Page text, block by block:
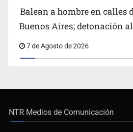
Balean a hombre en calles
Buenos Aires; detonación
7 de Agosto de 2026
NTR Medios de Comunicación